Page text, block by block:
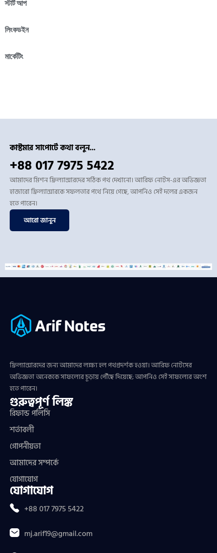
স্টার্ট আপ
লিংকডইন
মার্কেটিং
কাস্টমার সাপোর্টে কথা বলুন...
+88 017 7975 5422
আমাদের মিশন ফ্রিল্যান্সারদের সঠিক পথ দেখানো। আরিফ নোটস-এর অভিজ্ঞতা
হাজারো ফ্রিল্যান্সারকে সফলতার পথে নিয়ে গেছে, আপনিও সেই দলের একজন
হতে পারেন।
আরো জানুন
ফ্রিল্যান্সারদের জন্য আমাদের লক্ষ্য হল পথপ্রদর্শক হওয়া। আরিফ নোটসের
অভিজ্ঞতা অনেককে সাফল্যের চূড়ায় পৌঁছে দিয়েছে; আপনিও সেই সাফল্যের অংশ
হতে পারেন।
গুরুত্বপূর্ণ লিঙ্ক
রিফান্ড পলিসি
শর্তাবলী
গোপনীয়তা
আমাদের সম্পর্কে
যোগাযোগ
যোগাযোগ
+88 017 7975 5422
mj.arif19@gmail.com